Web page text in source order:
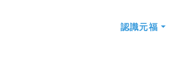
認識元福